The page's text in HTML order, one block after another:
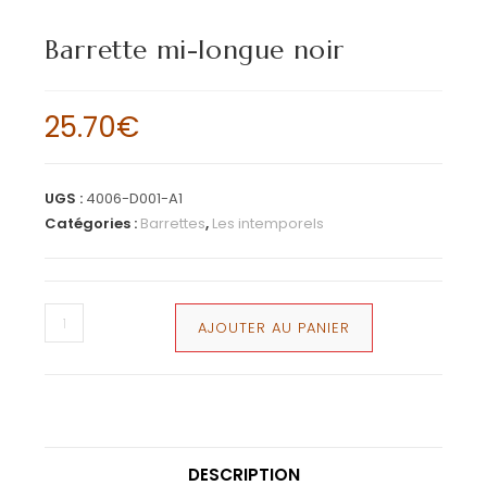
Barrette mi-longue noir
25.70€
UGS : 4006-D001-A1
Catégories : Barrettes, Les intemporels
AJOUTER AU PANIER
DESCRIPTION